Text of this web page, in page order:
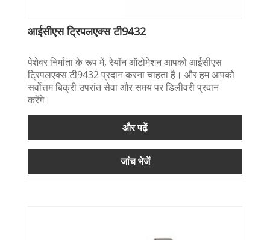
आईसीएस ट्रिपलएक्स टी9432
पेशेवर निर्माता के रूप में, रेयॉन ऑटोमेशन आपको आईसीएस
ट्रिपलएक्स टी9432 प्रदान करना चाहता है। और हम आपको
सर्वोत्तम बिक्री उपरांत सेवा और समय पर डिलीवरी प्रदान
करेंगे।
और पढ़ें
जांच भेजें